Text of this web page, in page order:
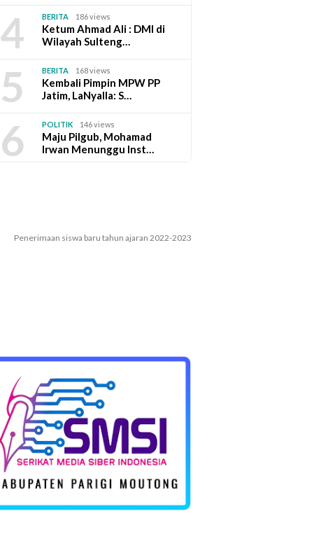
4 BERITA 186 views
Ketum Ahmad Ali : DMI di
Wilayah Sulteng…
5 BERITA 168 views
Kembali Pimpin MPW PP
Jatim, LaNyalla: S…
6 POLITIK 146 views
Maju Pilgub, Mohamad
Irwan Menunggu Inst…
Penerimaan siswa baru tahun ajaran 2022-2023